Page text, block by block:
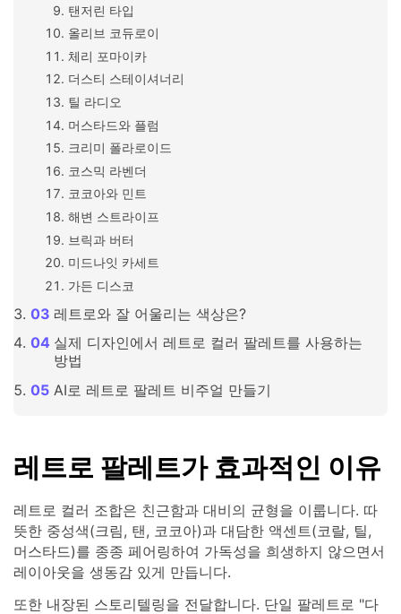
탠저린 타입
올리브 코듀로이
체리 포마이카
더스티 스테이셔너리
틸 라디오
머스타드와 플럼
크리미 폴라로이드
코스믹 라벤더
코코아와 민트
해변 스트라이프
브릭과 버터
미드나잇 카세트
가든 디스코
레트로와 잘 어울리는 색상은?
실제 디자인에서 레트로 컬러 팔레트를 사용하는
방법
AI로 레트로 팔레트 비주얼 만들기
레트로 팔레트가 효과적인 이유
레트로 컬러 조합은 친근함과 대비의 균형을 이룹니다. 따
뜻한 중성색(크림, 탠, 코코아)과 대담한 액센트(코랄, 틸,
머스타드)를 종종 페어링하여 가독성을 희생하지 않으면서
레이아웃을 생동감 있게 만듭니다.
또한 내장된 스토리텔링을 전달합니다. 단일 팔레트로 "다